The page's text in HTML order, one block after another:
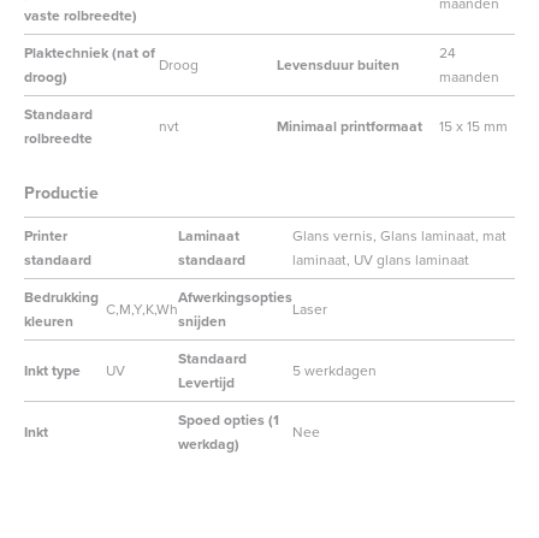
vaste rolbreedte)
Plaktechniek (nat of
droog)
Droog Levensduur buiten
24
maanden
Standaard
rolbreedte
nvt Minimaal printformaat 15 x 15 mm
Productie
Printer
standaard
Laminaat
standaard
Glans vernis, Glans laminaat, mat
laminaat, UV glans laminaat
Bedrukking
kleuren
C,M,Y,K,Wh
Afwerkingsopties
snijden
Laser
Inkt type UV
Standaard
Levertijd
5 werkdagen
Inkt
Spoed opties (1
werkdag)
Nee